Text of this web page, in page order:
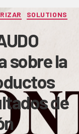
SOLUTIONS
sobre la
de